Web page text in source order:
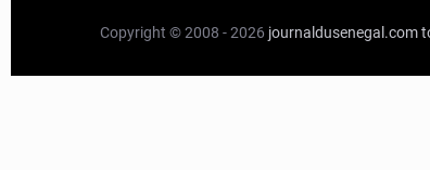
Copyright © 2008 - 2026 journaldusenegal.com